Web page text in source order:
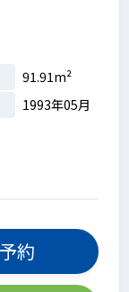
91.91m²
1993年05月
約